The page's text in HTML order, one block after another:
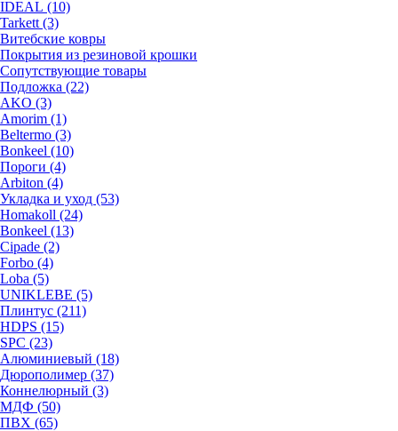
IDEAL (10)
Tarkett (3)
Витебские ковры
Покрытия из резиновой крошки
Сопутствующие товары
Подложка (22)
AKO (3)
Amorim (1)
Beltermo (3)
Bonkeel (10)
Пороги (4)
Arbiton (4)
Укладка и уход (53)
Homakoll (24)
Bonkeel (13)
Cipade (2)
Forbo (4)
Loba (5)
UNIKLEBE (5)
Плинтус (211)
HDPS (15)
SPC (23)
Алюминиевый (18)
Дюрополимер (37)
Коннелюрный (3)
МДФ (50)
ПВХ (65)